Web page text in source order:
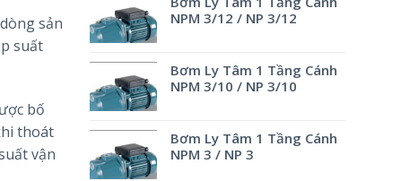
sản
suất
bố
thoát
vận
NPM 3/12 / NP 3/12
Bơm Ly Tâm 1 Tầng Cánh
NPM 3/10 / NP 3/10
Bơm Ly Tâm 1 Tầng Cánh
NPM 3 / NP 3